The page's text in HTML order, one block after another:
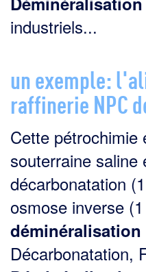
industriels...
un exemple:
raffinerie NPC
Cette pétrochimie
souterraine saline
décarbonatation
osmose inverse
déminéralisation
Décarbonatation,